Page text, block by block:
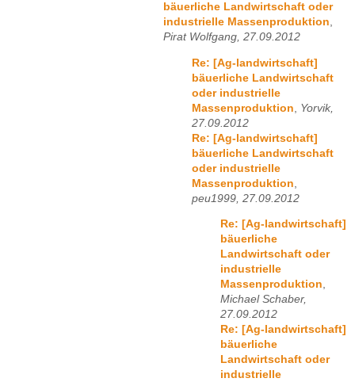
bäuerliche Landwirtschaft oder
industrielle Massenproduktion,
Pirat Wolfgang, 27.09.2012
Re: [Ag-landwirtschaft]
bäuerliche Landwirtschaft
oder industrielle
Massenproduktion
Yorvik,
27.09.2012
Re: [Ag-landwirtschaft]
bäuerliche Landwirtschaft
oder industrielle
Massenproduktion
peu1999, 27.09.2012
Re: [Ag-landwirtschaft]
bäuerliche
Landwirtschaft oder
industrielle
Massenproduktion,
Michael Schaber,
27.09.2012
Re: [Ag-landwirtschaft]
bäuerliche
Landwirtschaft oder
industrielle